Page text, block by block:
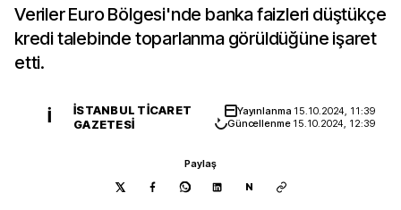
Veriler Euro Bölgesi'nde banka faizleri düştükçe
kredi talebinde toparlanma görüldüğüne işaret
etti.
İ
İSTANBUL TICARET
GAZETESI
Yayınlanma 15.10.2024, 11:39
Güncellenme 15.10.2024, 12:39
Paylaş
N